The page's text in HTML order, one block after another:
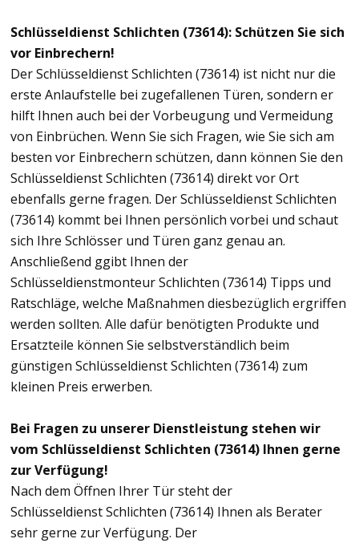
Schlüsseldienst Schlichten (73614): Schützen Sie sich
vor Einbrechern!
Der Schlüsseldienst Schlichten (73614) ist nicht nur die
erste Anlaufstelle bei zugefallenen Türen, sondern er
hilft Ihnen auch bei der Vorbeugung und Vermeidung
von Einbrüchen. Wenn Sie sich Fragen, wie Sie sich am
besten vor Einbrechern schützen, dann können Sie den
Schlüsseldienst Schlichten (73614) direkt vor Ort
ebenfalls gerne fragen. Der Schlüsseldienst Schlichten
(73614) kommt bei Ihnen persönlich vorbei und schaut
sich Ihre Schlösser und Türen ganz genau an.
Anschließend ggibt Ihnen der
Schlüsseldienstmonteur Schlichten (73614) Tipps und
Ratschläge, welche Maßnahmen diesbezüglich ergriffen
werden sollten. Alle dafür benötigten Produkte und
Ersatzteile können Sie selbstverständlich beim
günstigen Schlüsseldienst Schlichten (73614) zum
kleinen Preis erwerben.
Bei Fragen zu unserer Dienstleistung stehen wir
vom Schlüsseldienst Schlichten (73614) Ihnen gerne
zur Verfügung!
Nach dem Öffnen Ihrer Tür steht der
Schlüsseldienst Schlichten (73614) Ihnen als Berater
sehr gerne zur Verfügung. Der